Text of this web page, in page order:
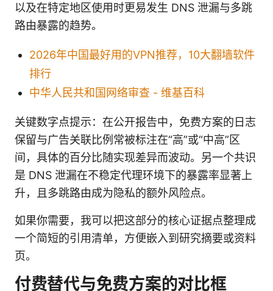
以及在特定地区使用时更易发生 DNS 泄漏与多跳
路由暴露的趋势。
2026年中国最好用的VPN推荐，10大翻墙软件
排行
中华人民共和国网络审查 - 维基百科
关键数字点提示：在公开报告中，免费方案的日志
保留与广告关联比例常被标注在“高”或“中高”区
间，具体的百分比随实现差异而波动。另一个共识
是 DNS 泄漏在不稳定代理环境下的暴露率显著上
升，且多跳路由成为隐私的额外风险点。
如果你需要，我可以把这部分的核心证据点整理成
一个简短的引用清单，方便嵌入到研究摘要或资料
页。
付费替代与免费方案的对比框